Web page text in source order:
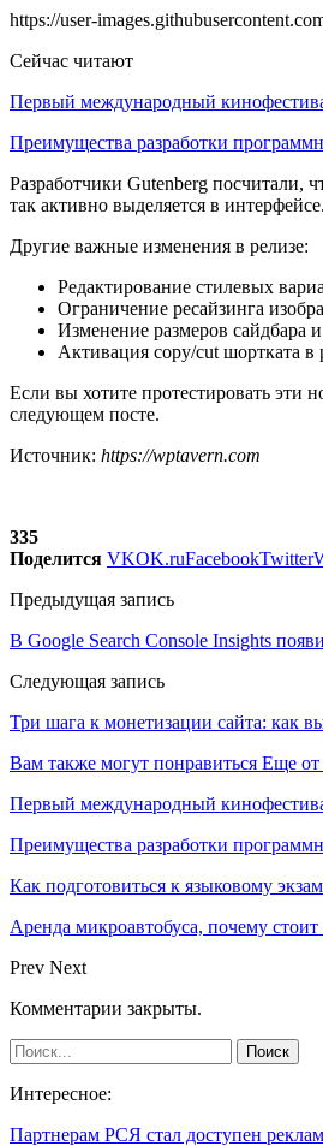
https://user-
Сейчас читают
Первый международный
Преимущества разработки
Разработчики Gutenberg посчитали,
так активно выделяется в
Другие важные изменения в релизе:
Редактирование стилевых
Ограничение ресайзинга
Изменение размеров сайдбара
Активация copy/cut шортката в
Если вы хотите протестировать эти
следующем посте.
Источник: https://wptavern.com
335
Поделится VKOK.ruFacebookTwitter
Предыдущая запись
В Google Search Console Insights
Следующая запись
Три шага к монетизации сайта: как
Вам также могут понравиться Еще от
Первый международный
Преимущества разработки
Как подготовиться к языковому
Аренда микроавтобуса, почему
Prev Next
Комментарии закрыты.
Интересное:
Партнерам РСЯ стал доступен